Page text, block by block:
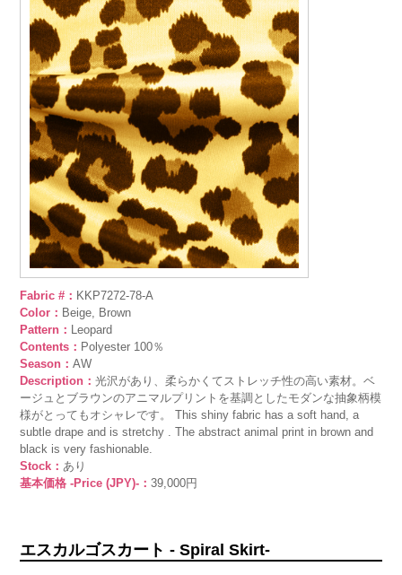
Fabric #： KKP7272-78-A
Color： Beige, Brown
Pattern： Leopard
Contents： Polyester 100％
Season：AW
Description：光沢があり、柔らかくてストレッチ性の高い素材。ベ
ージュとブラウンのアニマルプリントを基調としたモダンな抽象柄模
様がとってもオシャレです。 This shiny fabric has a soft hand, a
subtle drape and is stretchy . The abstract animal print in brown and
black is very fashionable.
Stock：あり
基本価格 -Price (JPY)-：39,000円
エスカルゴスカート - Spiral Skirt-